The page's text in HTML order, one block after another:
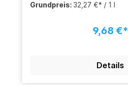
Grundpreis: 32,27 €* / 1 l
9,68 €*
Details